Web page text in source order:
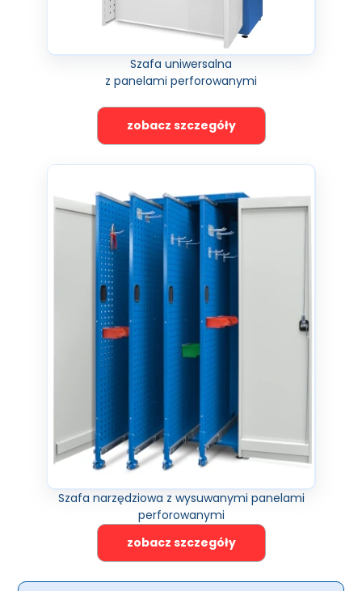
Szafa uniwersalna
z panelami perforowanymi
zobacz szczegóły
Szafa narzędziowa z wysuwanymi panelami
perforowanymi
zobacz szczegóły